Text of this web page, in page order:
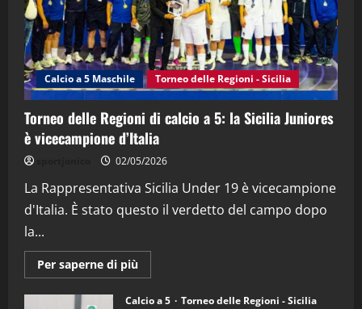
4
"SportEmpire" in Podcast Sport News
“SportEmpire” in Podcast: 27^ Puntata
(Martedi 14 Aprile 2026)
15/04/2026
"SportEmpire" in Podcast
“SportEmpire” in Podcast: 26^ Puntata
08/04/2026
Calcio a 5 Maschile Torneo delle Regioni - Sicilia
Torneo delle Regioni di calcio a 5: la Sicilia Juniores
è vicecampione d’Italia
02/05/2026
La Rappresentativa Sicilia Under 19 è vicecampione
d'Italia. È stato questo il verdetto del campo dopo
la...
Per saperne di più
informazioni
Torneo
Calcio a 5 Torneo delle Regioni - Sicilia